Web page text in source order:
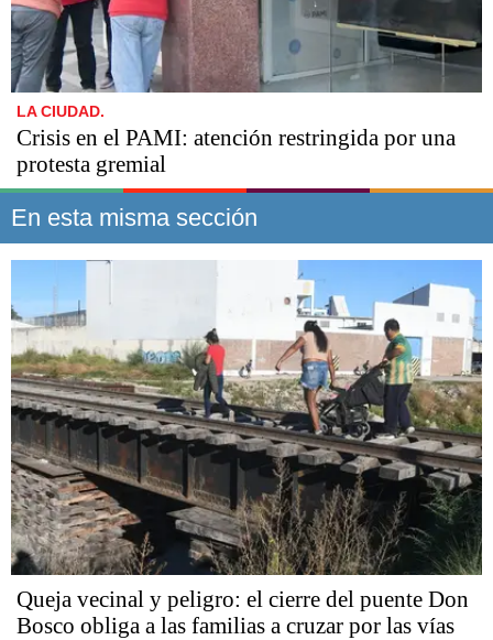
LA CIUDAD.
Crisis en el PAMI: atención restringida por una
protesta gremial
En esta misma sección
Queja vecinal y peligro: el cierre del puente Don
Bosco obliga a las familias a cruzar por las vías